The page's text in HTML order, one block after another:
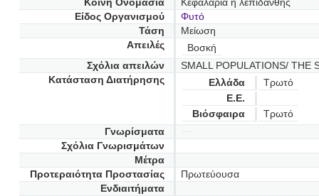
Κοινή Ονομασία
Κεφαλάρια η λεπιδανθής
Είδος Οργανισμού
Φυτό
Τάση
Μείωση
Απειλές
Βοσκή
Σχόλια απειλών
SMALL POPULATIONS/ THE
Κατάσταση Διατήρησης
Ελλάδα
Τρωτό
Ε.Ε.
Βιόσφαιρα
Τρωτό
Γνωρίσματα
Σχόλια Γνωρισμάτων
Μέτρα
Προτεραιότητα Προστασίας
Πρωτεύουσα
Ενδιαιτήματα